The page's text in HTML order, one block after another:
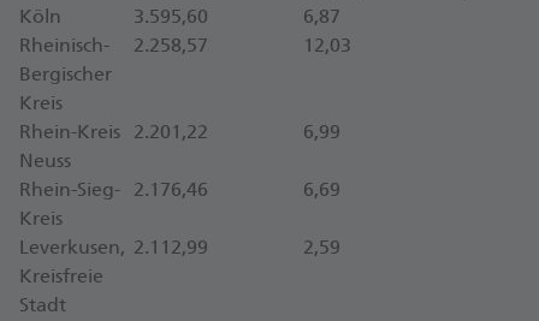
Köln
3.595,60
6,87
Rheinisch-
Bergischer
Kreis
2.258,57 12,03
Rhein-Kreis
Neuss
2.201,22 6,99
Rhein-Sieg-
Kreis
2.176,46 6,69
Leverkusen,
Kreisfreie
Stadt
2.112,99 2,59